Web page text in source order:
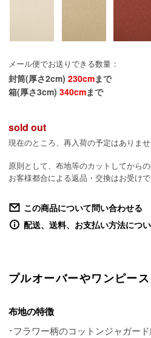
メール便でお送りできる数量：
封筒(厚さ2cm) 230cmまで
箱(厚さ3cm) 340cmまで
sold out
現在のところ、再入荷の予定はありませ
原則として、布地等のカットしてから
お客様都合による返品・交換はお受け
この商品について問い合わせる
配送、送料、お支払い方法につ
プルオーバーやワンピース
布地の特徴
･フラワー柄のコットンジャガー